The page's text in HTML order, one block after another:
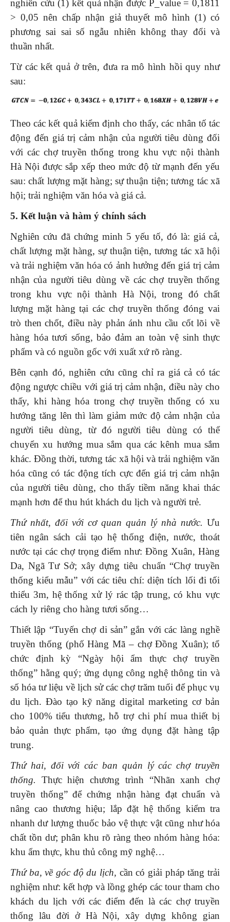
nghiên cứu (1) kết quả nhận được P_value = 0,1811
> 0,05 nên chấp nhận giả thuyết mô hình (1) có
phương sai sai số ngẫu nhiên không thay đổi và
thuần nhất.
Từ các kết quả ở trên, đưa ra mô hình hồi quy như
sau:
Theo các kết quả kiểm định cho thấy, các nhân tố tác
động đến giá trị cảm nhận của người tiêu dùng đối
với các chợ truyền thống trong khu vực nội thành
Hà Nội được sắp xếp theo mức độ từ mạnh đến yếu
sau: chất lượng mặt hàng; sự thuận tiện; tương tác xã
hội; trải nghiệm văn hóa và giá cả.
5. Kết luận và hàm ý chính sách
Nghiên cứu đã chứng minh 5 yếu tố, đó là: giá cả,
chất lượng mặt hàng, sự thuận tiện, tương tác xã hội
và trải nghiệm văn hóa có ảnh hưởng đến giá trị cảm
nhận của người tiêu dùng về các chợ truyền thống
trong khu vực nội thành Hà Nội, trong đó chất
lượng mặt hàng tại các chợ truyền thống đóng vai
trò then chốt, điều này phản ánh nhu cầu cốt lõi về
hàng hóa tươi sống, bảo đảm an toàn vệ sinh thực
phẩm và có nguồn gốc với xuất xứ rõ ràng.
Bên cạnh đó, nghiên cứu cũng chỉ ra giá cả có tác
động ngược chiều với giá trị cảm nhận, điều này cho
thấy, khi hàng hóa trong chợ truyền thống có xu
hướng tăng lên thì làm giảm mức độ cảm nhận của
người tiêu dùng, từ đó người tiêu dùng có thể
chuyển xu hướng mua sắm qua các kênh mua sắm
khác. Đồng thời, tương tác xã hội và trải nghiệm văn
hóa cũng có tác động tích cực đến giá trị cảm nhận
của người tiêu dùng, cho thấy tiềm năng khai thác
mạnh hơn để thu hút khách du lịch và người trẻ.
Thứ nhất, đối với cơ quan quản lý nhà nước. Ưu
tiên ngân sách cải tạo hệ thống điện, nước, thoát
nước tại các chợ trọng điểm như: Đồng Xuân, Hàng
Da, Ngã Tư Sở; xây dựng tiêu chuẩn “Chợ truyền
thống kiểu mẫu” với các tiêu chí: diện tích lối đi tối
thiểu 3m, hệ thống xử lý rác tập trung, có khu vực
cách ly riêng cho hàng tươi sống…
Thiết lập “Tuyến chợ di sản” gắn với các làng nghề
truyền thống (phố Hàng Mã – chợ Đồng Xuân); tổ
chức định kỳ “Ngày hội ẩm thực chợ truyền
thống” hằng quý; ứng dụng công nghệ thông tin và
số hóa tư liệu về lịch sử các chợ trăm tuổi để phục vụ
du lịch. Đào tạo kỹ năng digital marketing cơ bản
cho 100% tiểu thương, hỗ trợ chi phí mua thiết bị
bảo quản thực phẩm, tạo ứng dụng đặt hàng tập
trung.
Thứ hai, đối với các ban quản lý các chợ truyền
thống. Thực hiện chương trình “Nhãn xanh chợ
truyền thống” để chứng nhận hàng đạt chuẩn và
nâng cao thương hiệu; lắp đặt hệ thống kiểm tra
nhanh dư lượng thuốc bảo vệ thực vật cũng như hóa
chất tồn dư; phân khu rõ ràng theo nhóm hàng hóa:
khu ẩm thực, khu thủ công mỹ nghệ…
Thứ ba, về góc độ du lịch, cần có giải pháp tăng trải
nghiệm như: kết hợp và lồng ghép các tour tham cho
khách du lịch với các điểm đến là các chợ truyền
thống lâu đời ở Hà Nội, xây dựng không gian